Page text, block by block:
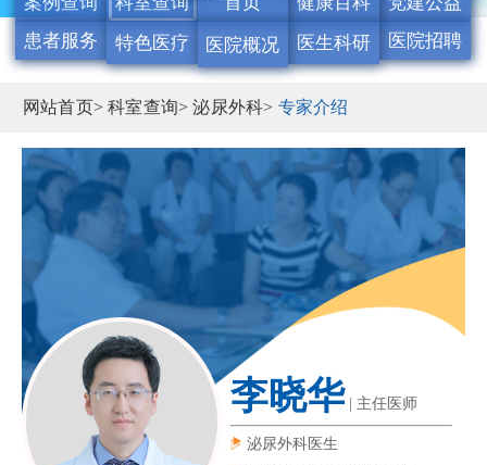
患者服务
特色医疗 医院概况 医生科研 医院招聘
网站首页> 科室查询> 泌尿外科> 专家介绍
李晓华| 主任医师
泌尿外科医生